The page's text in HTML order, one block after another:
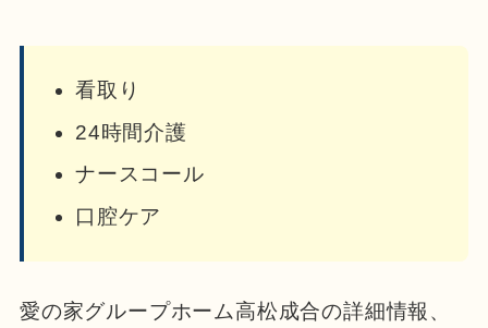
看取り
24時間介護
ナースコール
口腔ケア
愛の家グループホーム高松成合の詳細情報、